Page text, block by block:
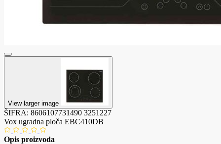
View larger image
ŠIFRA: 8606107731490 3251227
Vox ugradna ploča EBC410DB
Opis proizvoda